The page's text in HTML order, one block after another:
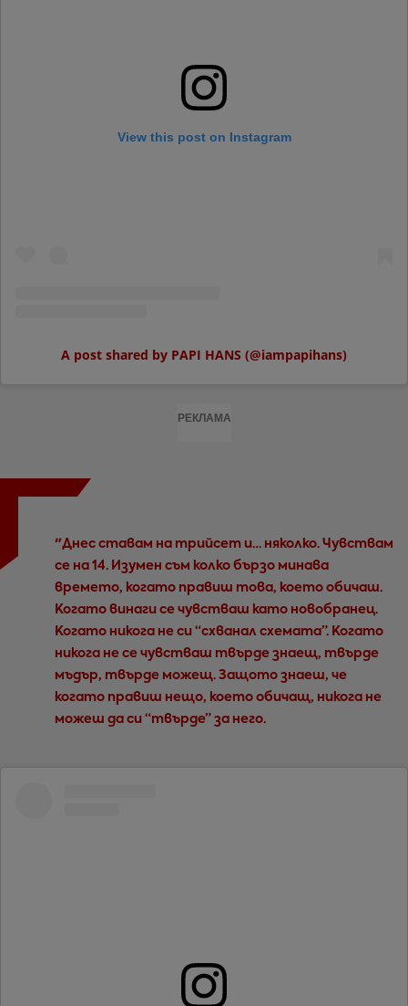
View this post on Instagram
A post shared by PAPI HANS (@iampapihans)
РЕКЛАМА
"Днес ставам на трийсет и… няколко. Чувствам
се на 14. Изумен съм колко бързо минава
времето, когато правиш това, което обичаш.
Когато винаги се чувстваш като новобранец.
Когато никога не си “схванал схемата”. Когато
никога не се чувстваш твърде знаещ, твърде
мъдър, твърде можещ. Защото знаеш, че
когато правиш нещо, което обичащ, никога не
можеш да си “твърде” за него.